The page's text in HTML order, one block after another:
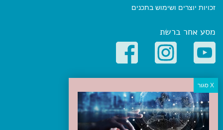
זכויות יוצרים ושימוש בתכנים
מסע אחר ברשת
קטגוריות פופולריות
יעדים
טיולים בישראל
מלונות בוטיק בישראל